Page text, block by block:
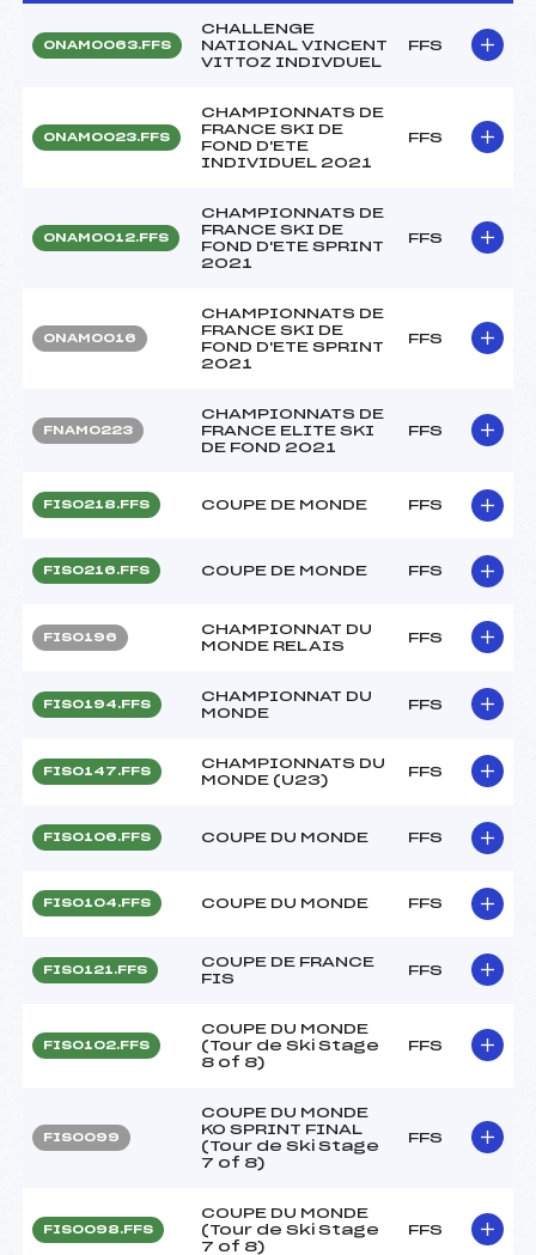
ONAM0063.FFS
CHALLENGE
NATIONAL VINCENT
VITTOZ INDIVDUEL
FFS
ONAM0023.FFS
CHAMPIONNATS DE
FRANCE SKI DE
FOND D'ETE
INDIVIDUEL 2021
FFS
ONAM0012.FFS
CHAMPIONNATS DE
FRANCE SKI DE
FOND D'ETE SPRINT
2021
FFS
ONAM0016
CHAMPIONNATS DE
FRANCE SKI DE
FOND D'ETE SPRINT
2021
FFS
FNAM0223
CHAMPIONNATS DE
FRANCE ELITE SKI
DE FOND 2021
FFS
FIS0218.FFS COUPE DE MONDE FFS
FIS0216.FFS COUPE DE MONDE FFS
FIS0196
CHAMPIONNAT DU
MONDE RELAIS
FFS
FIS0194.FFS
CHAMPIONNAT DU
MONDE
FFS
FIS0147.FFS
CHAMPIONNATS DU
MONDE (U23)
FFS
FIS0106.FFS COUPE DU MONDE FFS
FIS0104.FFS COUPE DU MONDE FFS
FIS0121.FFS
COUPE DE FRANCE
FIS
FFS
FIS0102.FFS
COUPE DU MONDE
(Tour de Ski Stage
8 of 8)
FFS
FIS0099
COUPE DU MONDE
KO SPRINT FINAL
(Tour de Ski Stage
7 of 8)
FFS
FIS0098.FFS
COUPE DU MONDE
(Tour de Ski Stage
7 of 8)
FFS